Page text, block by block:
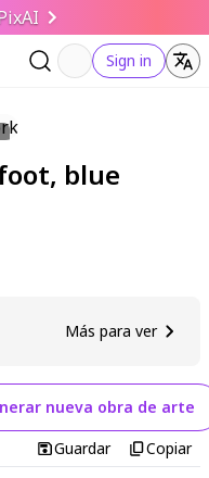
Sign in
blue
Más para ver
nueva obra de arte
Guardar Copiar